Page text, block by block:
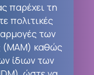
παρέχει τη
πολιτικές
των
καθώς
ίδιων των